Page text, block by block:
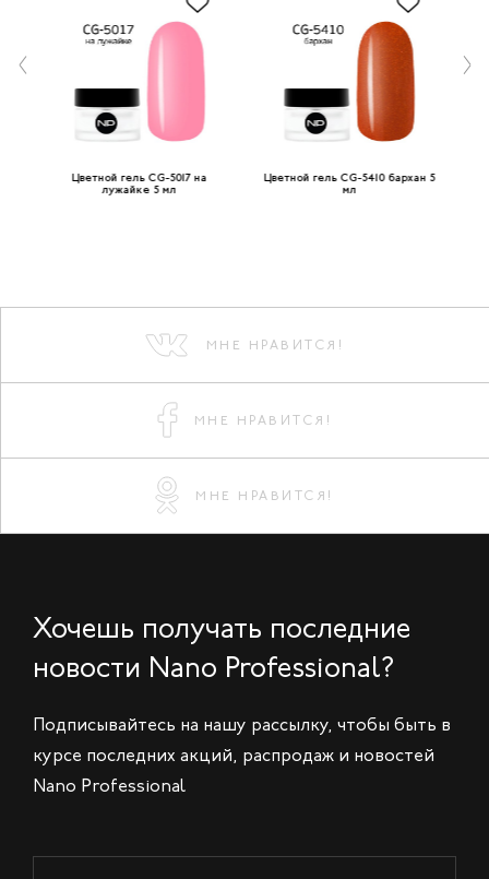
Цветной гель CG-5017 на
лужайке 5 мл
Цветной гель CG-5410 бархан 5
мл
МНЕ НРАВИТСЯ!
МНЕ НРАВИТСЯ!
МНЕ НРАВИТСЯ!
Хочешь получать последние
новости Nano Professional?
Подписывайтесь на нашу рассылку, чтобы быть в
курсе последних акций, распродаж и новостей
Nano Professional